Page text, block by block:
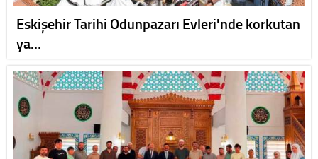
Eskişehir Tarihi Odunpazarı Evleri'nde korkutan
ya…